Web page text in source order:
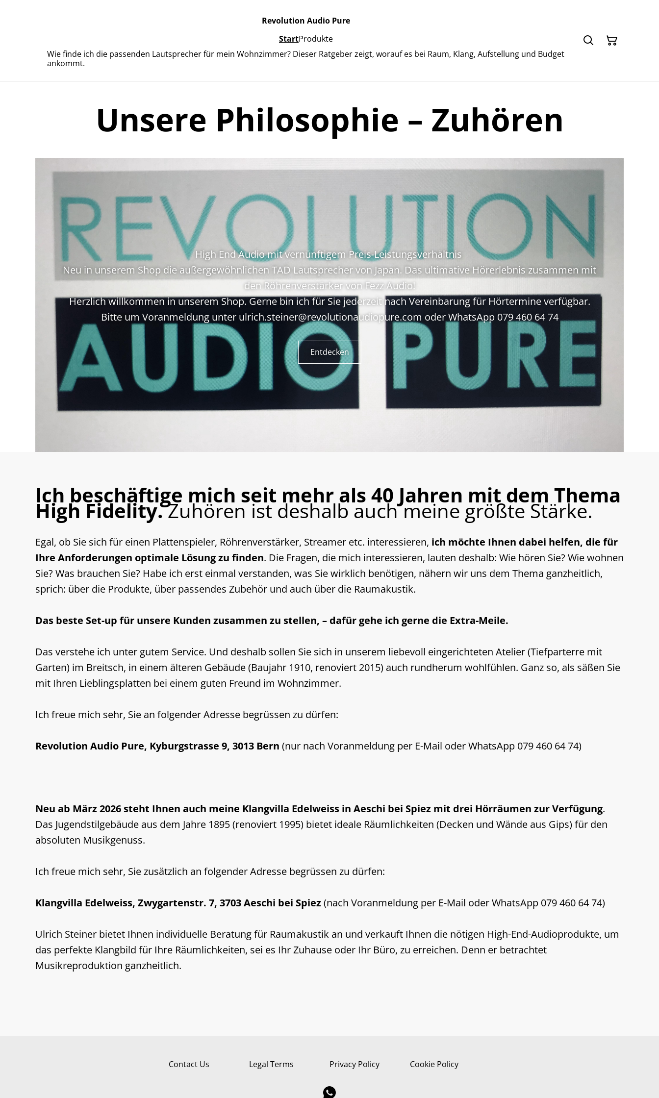
Revolution Audio Pure
StartProdukte
Wie finde ich die passenden Lautsprecher für mein Wohnzimmer? Dieser Ratgeber zeigt, worauf es bei Raum, Klang, Aufstellung und Budget
ankommt.
Unsere Philosophie – Zuhören
High End Audio mit vernünftigem Preis-Leistungsverhältnis
Neu in unserem Shop die außergewöhnlichen TAD Lautsprecher von Japan. Das ultimative Hörerlebnis zusammen mit
den Röhrenverstärker von Fezz Audio!
Herzlich willkommen in unserem Shop. Gerne bin ich für Sie jederzeit nach Vereinbarung für Hörtermine verfügbar.
Bitte um Voranmeldung unter ulrich.steiner@revolutionaudiopure.com oder WhatsApp 079 460 64 74
Entdecken
Ich beschäftige mich seit mehr als 40 Jahren mit dem Thema
High Fidelity.Zuhören ist deshalb auch meine größte Stärke.
Egal, ob Sie sich für einen Plattenspieler, Röhrenverstärker, Streamer etc. interessieren, ich möchte Ihnen dabei helfen, die für
Ihre Anforderungen optimale Lösung zu finden. Die Fragen, die mich interessieren, lauten deshalb: Wie hören Sie? Wie wohnen
Sie? Was brauchen Sie? Habe ich erst einmal verstanden, was Sie wirklich benötigen, nähern wir uns dem Thema ganzheitlich,
sprich: über die Produkte, über passendes Zubehör und auch über die Raumakustik.
Das beste Set-up für unsere Kunden zusammen zu stellen, – dafür gehe ich gerne die Extra-Meile.
Das verstehe ich unter gutem Service. Und deshalb sollen Sie sich in unserem liebevoll eingerichteten Atelier (Tiefparterre mit
Garten) im Breitsch, in einem älteren Gebäude (Baujahr 1910, renoviert 2015) auch rundherum wohlfühlen. Ganz so, als säßen Sie
mit Ihren Lieblingsplatten bei einem guten Freund im Wohnzimmer.
Ich freue mich sehr, Sie an folgender Adresse begrüssen zu dürfen:
Revolution Audio Pure, Kyburgstrasse 9, 3013 Bern (nur nach Voranmeldung per E-Mail oder WhatsApp 079 460 64 74)
Neu ab März 2026 steht Ihnen auch meine Klangvilla Edelweiss in Aeschi bei Spiez mit drei Hörräumen zur Verfügung.
Das Jugendstilgebäude aus dem Jahre 1895 (renoviert 1995) bietet ideale Räumlichkeiten (Decken und Wände aus Gips) für den
absoluten Musikgenuss.
Ich freue mich sehr, Sie zusätzlich an folgender Adresse begrüssen zu dürfen:
Klangvilla Edelweiss, Zwygartenstr. 7, 3703 Aeschi bei Spiez(nach Voranmeldung per E-Mail oder WhatsApp 079 460 64 74)
Ulrich Steiner bietet Ihnen individuelle Beratung für Raumakustik an und verkauft Ihnen die nötigen High-End-Audioprodukte, um
das perfekte Klangbild für Ihre Räumlichkeiten, sei es Ihr Zuhause oder Ihr Büro, zu erreichen. Denn er betrachtet
Musikreproduktion ganzheitlich.
Contact Us Legal Terms Privacy Policy Cookie Policy